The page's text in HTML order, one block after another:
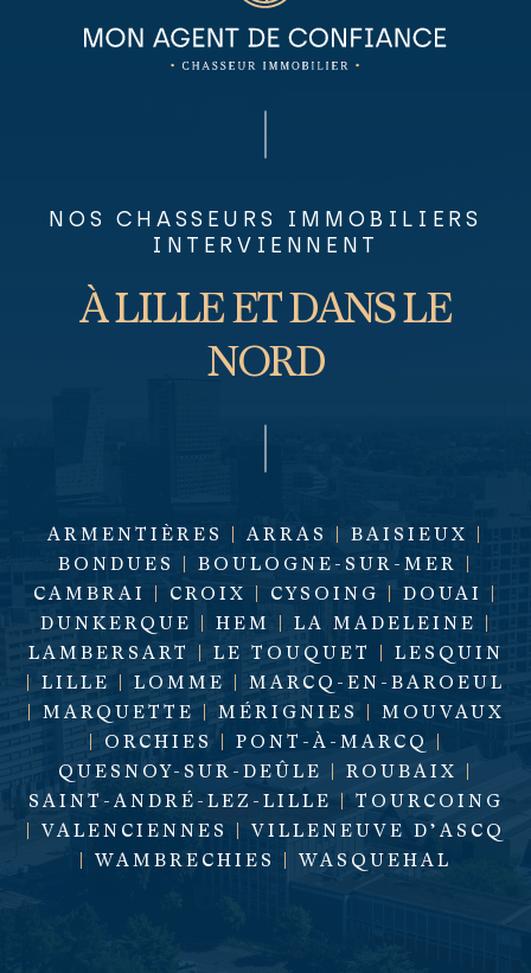
NOS CHASSEURS IMMOBILIERS
INTERVIENNENT
À LILLE ET DANS LE
NORD
ARMENTIÈRES ARRAS BAISIEUX
BONDUES
BOULOGNE-SUR-MER
CAMBRAI
CROIX CYSOING DOUAI
DUNKERQUE
HEM LA MADELEINE
LAMBERSART
LE TOUQUET
LESQUIN
LILLE LOMME
MARCQ-EN-BAROEUL
MARQUETTE MÉRIGNIES
MOUVAUX
ORCHIES PONT-À-MARCQ
QUESNOY-SUR-DEÛLE
ROUBAIX
SAINT-ANDRÉ-LEZ-LILLE
TOURCOING
VALENCIENNES
VILLENEUVE D’ASCQ
WAMBRECHIES WASQUEHAL